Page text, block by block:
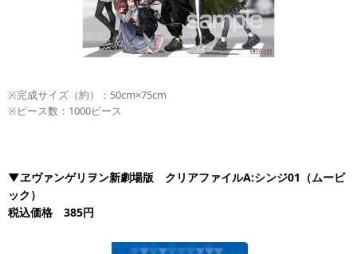
※完成サイズ（約）：50cm×75cm
※ピース数：1000ピース
▼ヱヴァンゲリヲン新劇場版 クリアファイルA:シンジ01（ムービ
ック）
税込価格 385円